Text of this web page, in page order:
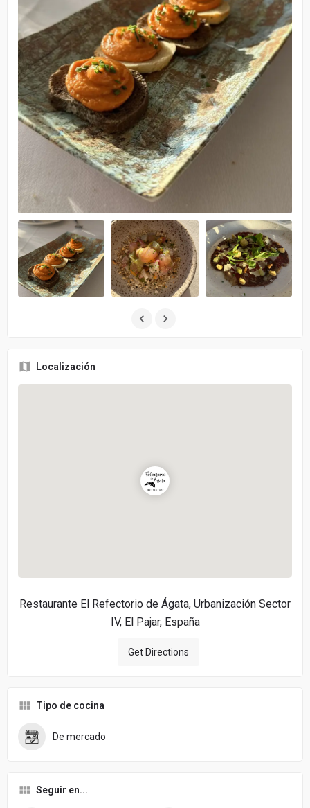
Localización
Restaurante El Refectorio de Ágata, Urbanización Sector
IV, El Pajar, España
Get Directions
Tipo de cocina
De mercado
Seguir en...